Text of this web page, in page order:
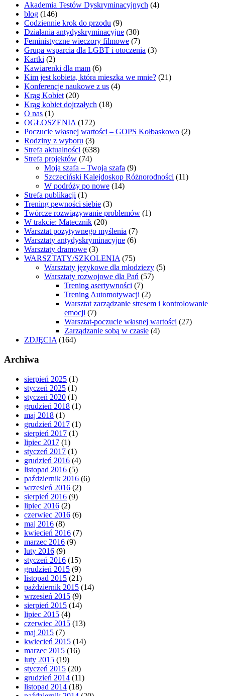
Akademia Testów Dyskryminacyjnych (4)
blog (146)
Codziennie krok do przodu (9)
Działania antydyskryminacyjne (30)
Feministyczne wieczory filmowe (7)
Grupa wsparcia dla LGBT i otoczenia (3)
Kartki (2)
Kawiarenki dla mam (6)
Kim jest kobieta, która mieszka we mnie? (21)
Konferencje naukowe z us (4)
Krąg Kobiet (20)
Krąg kobiet dojrzałych (18)
O nas (1)
OGŁOSZENIA (172)
Poczucie własnej wartości – GOPS Kołbaskowo (2)
Rodziny z wyboru (3)
Strefa aktualności (638)
Strefa projektów (74)
Moja szafa – Twoja szafa (9)
Szczeciński Kalejdoskop Różnorodności (11)
W podróży po nowe (14)
Strefa publikacji (1)
Trening pewności siebie (3)
Twórcze rozwiązywanie problemów (1)
W trakcie: Matecznik (20)
Warsztat pozytywnego myślenia (7)
Warsztaty antydyskryminacyjne (6)
Warsztaty dramowe (3)
WARSZTATY/SZKOLENIA (75)
Warsztaty językowe dla młodziezy (5)
Warsztaty rozwojowe dla Pań (57)
Trening asertywności (7)
Trening Automotywacji (2)
Warsztat zarządzanie stresem i kontrolowanie
emocji (7)
Warsztat-poczucie własnej wartości (27)
Zarządzanie sobą w czasie (4)
ZDJĘCIA (164)
Archiwa
sierpień 2025 (1)
styczeń 2025 (1)
styczeń 2020 (1)
grudzień 2018 (1)
maj 2018 (1)
grudzień 2017 (1)
sierpień 2017 (1)
lipiec 2017 (1)
styczeń 2017 (1)
grudzień 2016 (4)
listopad 2016 (5)
październik 2016 (6)
wrzesień 2016 (2)
sierpień 2016 (9)
lipiec 2016 (2)
czerwiec 2016 (6)
maj 2016 (8)
kwiecień 2016 (7)
marzec 2016 (9)
luty 2016 (9)
styczeń 2016 (15)
grudzień 2015 (9)
listopad 2015 (21)
październik 2015 (14)
wrzesień 2015 (9)
sierpień 2015 (14)
lipiec 2015 (4)
czerwiec 2015 (13)
maj 2015 (7)
kwiecień 2015 (14)
marzec 2015 (16)
luty 2015 (19)
styczeń 2015 (20)
grudzień 2014 (11)
listopad 2014 (18)